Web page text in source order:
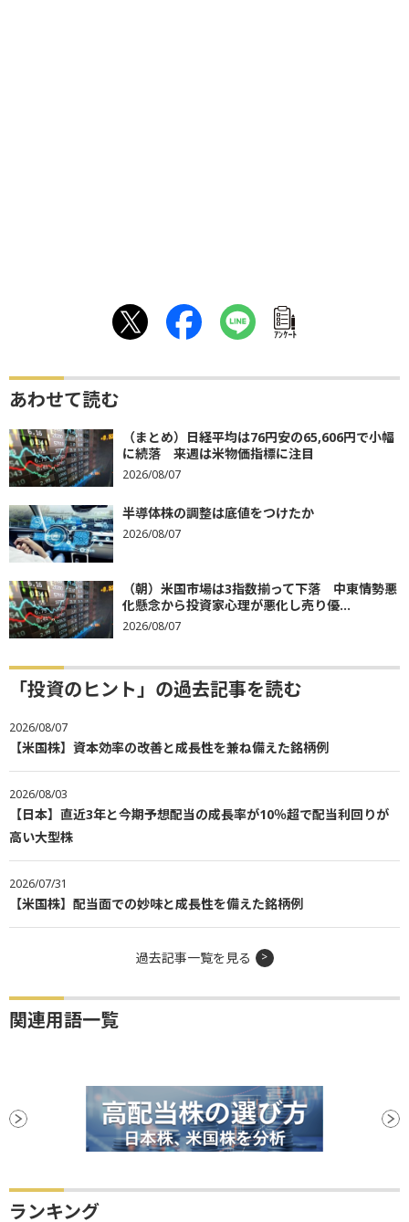
ｱﾝｹｰﾄ
あわせて読む
（まとめ）日経平均は76円安の65,606円で小幅
に続落 来週は米物価指標に注目
2026/08/07
半導体株の調整は底値をつけたか
2026/08/07
（朝）米国市場は3指数揃って下落 中東情勢悪
化懸念から投資家心理が悪化し売り優...
2026/08/07
「投資のヒント」の過去記事を読む
2026/08/07
【米国株】資本効率の改善と成長性を兼ね備えた銘柄例
2026/08/03
【日本】直近3年と今期予想配当の成長率が10％超で配当利回りが
高い大型株
2026/07/31
【米国株】配当面での妙味と成長性を備えた銘柄例
過去記事一覧を見る
関連用語一覧
ランキング